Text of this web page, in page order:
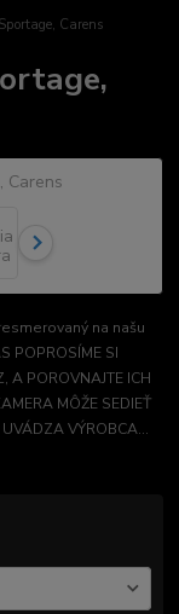
Carens
na našu
POPROSÍME SI
A POROVNAJTE ICH
MÔŽE SEDIEŤ
VÝROBCA...